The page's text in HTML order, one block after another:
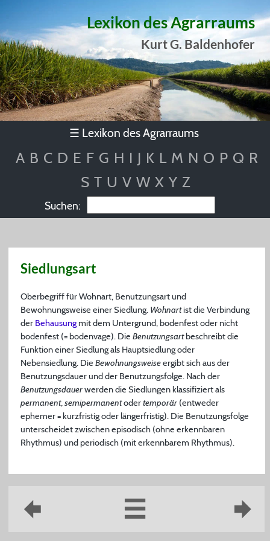
Lexikon des Agrarraums
Kurt G. Baldenhofer
☰ Lexikon des Agrarraums
A B C D E F G H I J K L M N O P Q R
S T U V W X Y Z
Suchen:
Siedlungsart
Oberbegriff für Wohnart, Benutzungsart und
Bewohnungsweise einer Siedlung. Wohnartist die Verbindung
der Behausungmit dem Untergrund, bodenfest oder nicht
bodenfest (= bodenvage). Die Benutzungsartbeschreibt die
Funktion einer Siedlung als Hauptsiedlung oder
Nebensiedlung. Die Bewohnungsweiseergibt sich aus der
Benutzungsdauer und der Benutzungsfolge. Nach der
Benutzungsdauerwerden die Siedlungen klassifiziert als
permanent, semipermanentodertemporär (entweder
ephemer = kurzfristig oder längerfristig). Die Benutzungsfolge
unterscheidet zwischen episodisch (ohne erkennbaren
Rhythmus) und periodisch (mit erkennbarem Rhythmus).